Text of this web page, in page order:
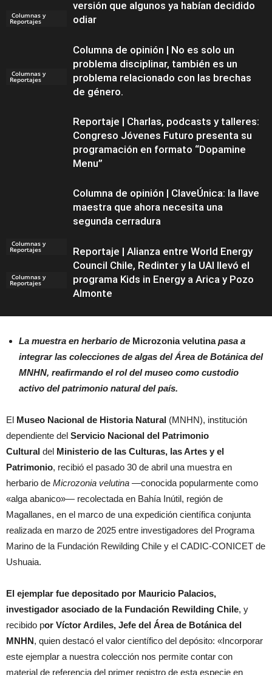
Columnas y
Reportajes
versión que algunos ya habían decidido
odiar
Columnas y
Reportajes
Columna de opinión | No es solo un
problema disciplinar, también es un
problema relacionado con las brechas
de género.
Columnas y
Reportajes
Reportaje | Charlas, podcasts y talleres:
Congreso Jóvenes Futuro presenta su
programación en formato “Dopamine
Menu”
Columnas y
Reportajes
Columna de opinión | ClaveÚnica: la llave
maestra que ahora necesita una
segunda cerradura
Columnas y
Reportaje | Alianza entre World Energy
Council Chile, Redinter y la UAI llevó el
programa Kids in Energy a Arica y Pozo
Almonte
La muestra en herbario de Microzonia velutinapasa a
integrar las colecciones de algas del Área de Botánica del
MNHN, reafirmando el rol del museo como custodio
activo del patrimonio natural del país.
El Museo Nacional de Historia Natural (MNHN), institución
dependiente del Servicio Nacional del Patrimonio
Cultural del Ministerio de las Culturas, las Artes y el
Patrimonio, recibió el pasado 30 de abril una muestra en
herbario de Microzonia velutina —conocida popularmente como
«alga abanico»— recolectada en Bahía Inútil, región de
Magallanes, en el marco de una expedición científica conjunta
realizada en marzo de 2025 entre investigadores del Programa
Marino de la Fundación Rewilding Chile y el CADIC-CONICET de
Ushuaia.
El ejemplar fue depositado por Mauricio Palacios,
investigador asociado de la Fundación Rewilding Chile, y
recibido por Víctor Ardiles, Jefe del Área de Botánica del
MNHN, quien destacó el valor científico del depósito: «Incorporar
este ejemplar a nuestra colección nos permite contar con
material de referencia del primer registro de esta especie en